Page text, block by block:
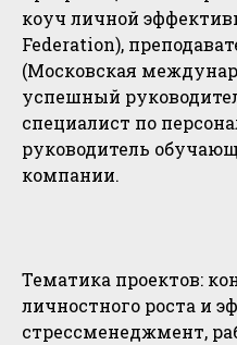
коуч личной
Federation),
(Московская
успешный
специалист по
руководитель
компании.
Тематика проектов:
личностного роста и
стрессменеджмент,